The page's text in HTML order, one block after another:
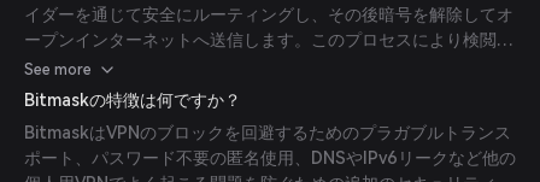
イダーを通じて安全にルーティングし、その後暗号を解除してオ
ープンインターネットへ送信します。このプロセスにより検閲を
回避し、ユーザーのIPアドレスを匿名化し、ネットワーク監視か
ら保護します。
See more
Bitmaskの特徴は何ですか？
BitmaskはVPNのブロックを回避するためのプラガブルトランス
ポート、パスワード不要の匿名使用、DNSやIPv6リークなど他の